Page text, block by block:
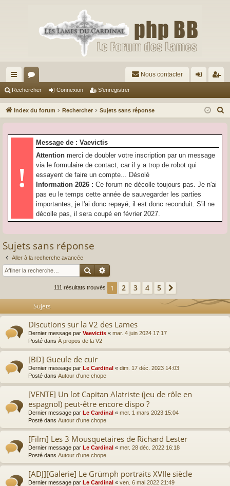
cc
ès
pi
or
u
s
Nous contacter
ne
on
nr
ist
Rechercher Connexion S’enregistrer
Index du forum Rechercher Sujets sans réponse
!
Message de : Vaevictis
Attention merci de doubler votre inscription par un message
via le formulaire de contact, car il y a trop de robot qui
essayent de faire un compte... Désolé
Information 2026 : Ce forum ne décolle toujours pas. Je n'ai
pas eu le temps cette année de sauvegarder les parties
importantes, je l'ai donc repayé, il est donc reconduit. S'il ne
décolle pas, il sera coupé en février 2027.
Sujets sans réponse
Aller à la recherche avancée
Rechercher
Recherche avancée
111 résultats trouvés 1 2 3 4 5
Sujets
Discutions sur la V2 des Lames
Dernier message par Vaevictis « mar. 4 juin 2024 17:17
Posté dans À propos de la V2
[BD] Gueule de cuir
Dernier message par Le Cardinal « dim. 17 déc. 2023 14:03
Posté dans Autour d'une chope
[VENTE] Un lot Capitan Alatriste (jeu de rôle en
espagnol) peut-être encore dispo ?
Dernier message par Le Cardinal « mer. 1 mars 2023 15:04
Posté dans Autour d'une chope
[Film] Les 3 Mousquetaires de Richard Lester
Dernier message par Le Cardinal « mer. 28 déc. 2022 16:18
Posté dans Autour d'une chope
[ADJ][Galerie] Le Grümph portraits XVIIe siècle
Dernier message par Le Cardinal « ven. 6 mai 2022 21:49